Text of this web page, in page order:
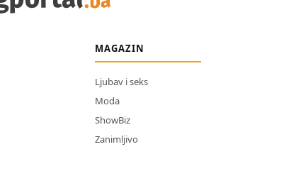
MAGAZIN
Ljubav i seks
Moda
ShowBiz
Zanimljivo